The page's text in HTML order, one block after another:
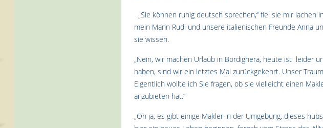
„Sie können ruhig deutsch sprechen,“ fiel sie mir lachen
mein Mann Rudi und unsere italienischen Freunde Anna
sie wissen.
„Nein, wir machen Urlaub in Bordighera, heute ist leider
haben, sind wir ein letztes Mal zurückgekehrt. Unser
Eigentlich wollte ich Sie fragen, ob sie vielleicht einen
anzubieten hat.“
„Oh ja, es gibt einige Makler in der Umgebung, dieses